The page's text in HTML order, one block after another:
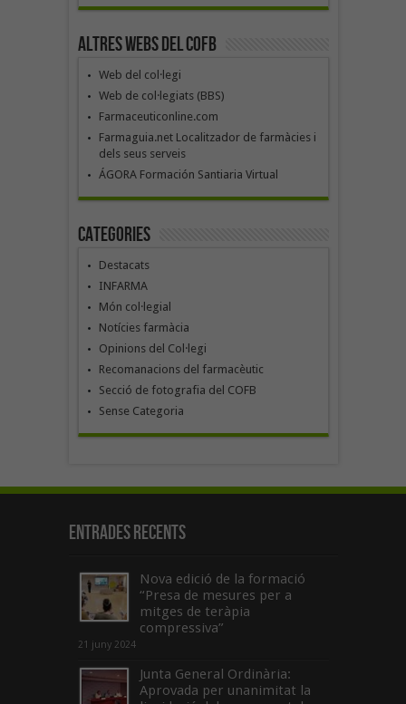
Altres webs del COFB
Web del col·legi
Web de col·legiats (BBS)
Farmaceuticonline.com
Farmaguia.net Localitzador de farmàcies i
dels seus serveis
ÁGORA Formación Santiaria Virtual
Categories
Destacats
INFARMA
Món col·legial
Notícies farmàcia
Opinions del Col·legi
Recomanacions del farmacèutic
Secció de fotografia del COFB
Sense Categoria
Entrades recents
Nova edició de la formació
“Presa de mesures per a
mitges de teràpia
compressiva”
21 juny 2024
Junta General Ordinària:
Aprovada per unanimitat la